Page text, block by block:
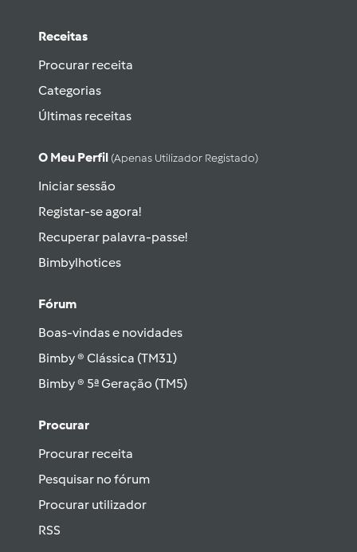
Receitas
Procurar receita
Categorias
Últimas receitas
O Meu Perfil (apenas Utilizador Registado)
Iniciar sessão
Registar-se agora!
Recuperar palavra-passe!
Bimbylhotices
Fórum
Boas-vindas e novidades
Bimby ® Clássica (TM31)
Bimby ® 5ª Geração (TM5)
Procurar
Procurar receita
Pesquisar no fórum
Procurar utilizador
RSS